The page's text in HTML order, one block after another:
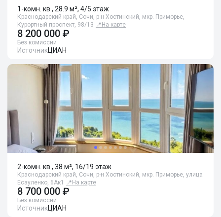
1-комн. кв., 28.9 м², 4/5 этаж
Краснодарский край, Сочи, р-н Хостинский, мкр. Приморье,
Курортный проспект, 98/13 📍 На карте
8 200 000 ₽
Без комиссии
ИсточникЦИАН
2-комн. кв., 38 м², 16/19 этаж
Краснодарский край, Сочи, р-н Хостинский, мкр. Приморье, улица
Есауленко, 6Ак1
📍 На карте
8 700 000 ₽
Без комиссии
ИсточникЦИАН